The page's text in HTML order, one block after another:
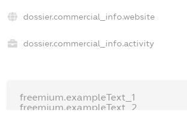
dossier.commercial_info.website
dossier.commercial_info.activity
freemium.exampleText_1
freemium.exampleText_2